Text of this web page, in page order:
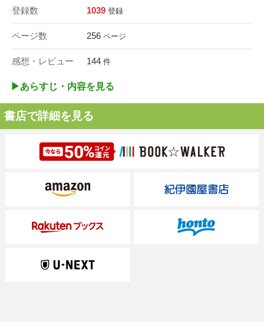
登録数 1039 登録
ページ数 256 ページ
感想・レビュー 144 件
▶︎あらすじ・内容を見る
書店で詳細を見る